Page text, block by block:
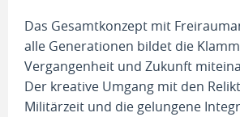
Das Gesamtkonzept mit
alle Generationen bildet die
Vergangenheit und Zukunft
Der kreative Umgang mit den
Militärzeit und die gelungene